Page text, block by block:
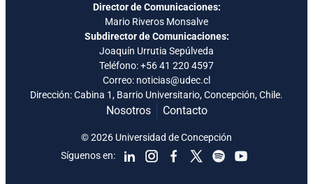
Director de Comunicaciones:
Mario Riveros Monsalve
Subdirector de Comunicaciones:
Joaquín Urrutia Sepúlveda
Teléfono:+56 41 220 4597
Correo: noticias@udec.cl
Dirección: Cabina 1, Barrio Universitario, Concepción, Chile.
Nosotros Contacto
Síguenos en:
© 2026 Universidad de Concepción